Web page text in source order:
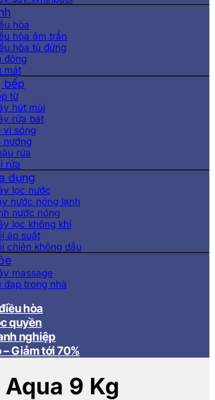
hòa
hòa âm trần
hòa tủ đứng
đông
mát
bếp
từ
hút mùi
rửa bát
vi sóng
nướng
rửa
rửa
dụng
lọc nước
nước nóng lạnh
nước nóng
lọc không khí
áp suất
chiên không dầu
massage
đạp trong nhà
hòa
quyền
nghiệp
Giảm tới 70%
9 Kg